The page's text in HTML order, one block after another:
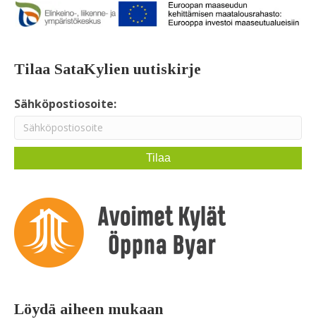
Tilaa SataKylien uutiskirje
Sähköpostiosoite:
Löydä aiheen mukaan